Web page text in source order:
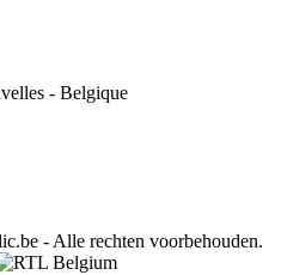
- Belgique
- Alle rechten voorbehouden.